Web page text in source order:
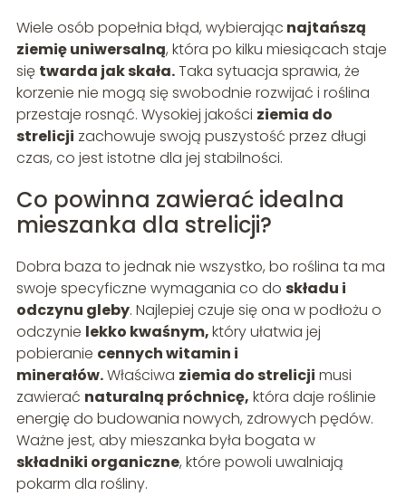
Wiele osób popełnia błąd, wybierając najtańszą
ziemię uniwersalną, która po kilku miesiącach staje
się twarda jak skała.Taka sytuacja sprawia, że
korzenie nie mogą się swobodnie rozwijać i roślina
przestaje rosnąć. Wysokiej jakości ziemia do
strelicji zachowuje swoją puszystość przez długi
czas, co jest istotne dla jej stabilności.
Co powinna zawierać idealna
mieszanka dla strelicji?
Dobra baza to jednak nie wszystko, bo roślina ta ma
swoje specyficzne wymagania co do składu i
odczynu gleby. Najlepiej czuje się ona w podłożu o
odczynie lekko kwaśnym,który ułatwia jej
pobieranie cennych witamin i
minerałów.Właściwa ziemia do strelicji musi
zawierać naturalną próchnicę, która daje roślinie
energię do budowania nowych, zdrowych pędów.
Ważne jest, aby mieszanka była bogata w
składniki organiczne, które powoli uwalniają
pokarm dla rośliny.